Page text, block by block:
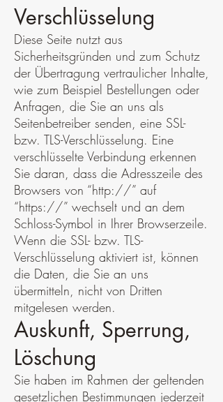
Verschlüsselung
Diese Seite nutzt aus
Sicherheitsgründen und zum Schutz
der Übertragung vertraulicher Inhalte,
wie zum Beispiel Bestellungen oder
Anfragen, die Sie an uns als
Seitenbetreiber senden, eine SSL-
bzw. TLS-Verschlüsselung. Eine
verschlüsselte Verbindung erkennen
Sie daran, dass die Adresszeile des
Browsers von “http://” auf
“https://” wechselt und an dem
Schloss-Symbol in Ihrer Browserzeile.
Wenn die SSL- bzw. TLS-
Verschlüsselung aktiviert ist, können
die Daten, die Sie an uns
übermitteln, nicht von Dritten
mitgelesen werden.
Auskunft, Sperrung,
Löschung
Sie haben im Rahmen der geltenden
gesetzlichen Bestimmungen jederzeit